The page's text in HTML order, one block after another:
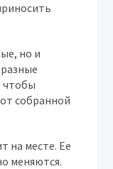
но и
чтобы
собранной
на месте. Ее
меняются.